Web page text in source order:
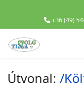
+36 (49)
Útvonal: /